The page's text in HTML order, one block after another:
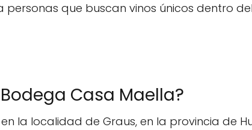
que buscan vinos únicos dentro
Casa Maella?
la localidad de Graus, en la provincia de